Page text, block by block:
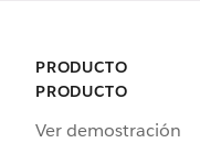
PRODUCTO
PRODUCTO
Ver demostración